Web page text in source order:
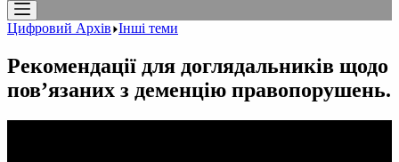
Цифровий Архів Інші теми
Рекомендації для доглядальників щодо
пов’язаних з деменцію правопорушень.